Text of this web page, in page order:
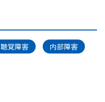
聴覚障害 内部障害